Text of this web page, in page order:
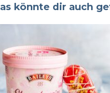
könnte dir auch